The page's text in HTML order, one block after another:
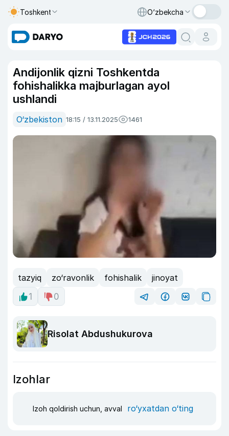
Toshkent O‘zbekcha
Andijonlik qizni Toshkentda
fohishalikka majburlagan ayol
ushlandi
O‘zbekiston 18:15 / 13.11.2025 1461
tazyiq zo‘ravonlik fohishalik
jinoyat
1
0
Risolat Abdushukurova
Izohlar
Izoh qoldirish uchun, avval ro‘yxatdan o‘ting